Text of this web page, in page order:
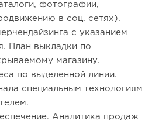
фотографии,
в соц. сетях).
с указанием
План выкладки по
магазину.
по выделенной линии.
специальным технологиям
Аналитика продаж